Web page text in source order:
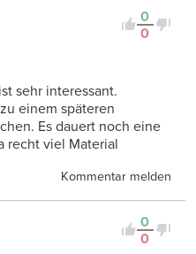
0
0
sehr interessant.
einem späteren
Es dauert noch eine
recht viel Material
Kommentar melden
0
0